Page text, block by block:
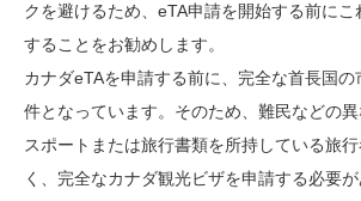
クを避けるため、eTA申請を開始する前に
することをお勧めします。
カナダeTAを申請する前に、完全な首長国
件となっています。そのため、難民などの
スポートまたは旅行書類を所持している旅
く、完全なカナダ観光ビザを申請する必要が